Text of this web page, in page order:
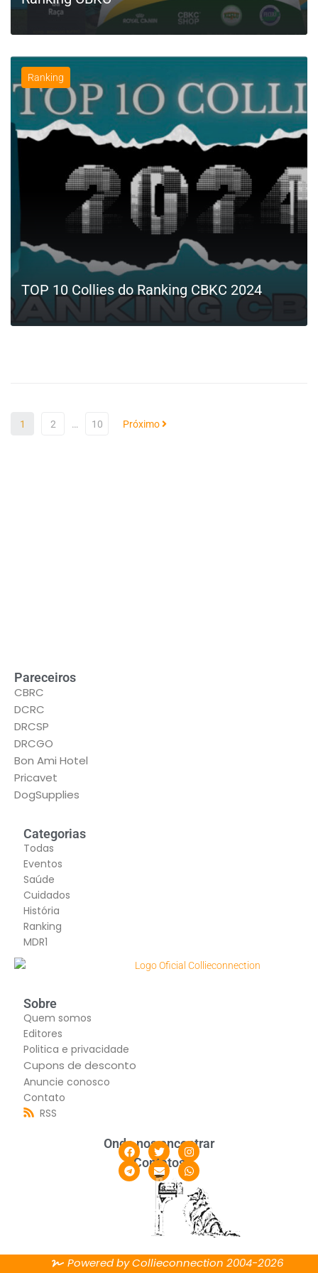
LEIA MAIS
Ranking
TOP 10 Collies do Ranking CBKC 2024
1 2 … 10 Próximo
Pareceiros
CBRC
DCRC
DRCSP
DRCGO
Bon Ami Hotel
Pricavet
DogSupplies
Categorias
Todas
Eventos
Saúde
Cuidados
História
Ranking
MDR1
Sobre
Quem somos
Editores
Politica e privacidade
Cupons de desconto
Anuncie conosco
Contato
RSS
Onde nos encontrar
Contatos
Powered by Collieconnection 2004-2026